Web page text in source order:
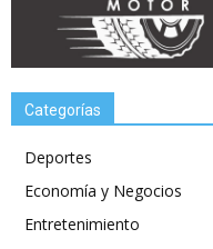
Categorías
Deportes
Economía y Negocios
Entretenimiento